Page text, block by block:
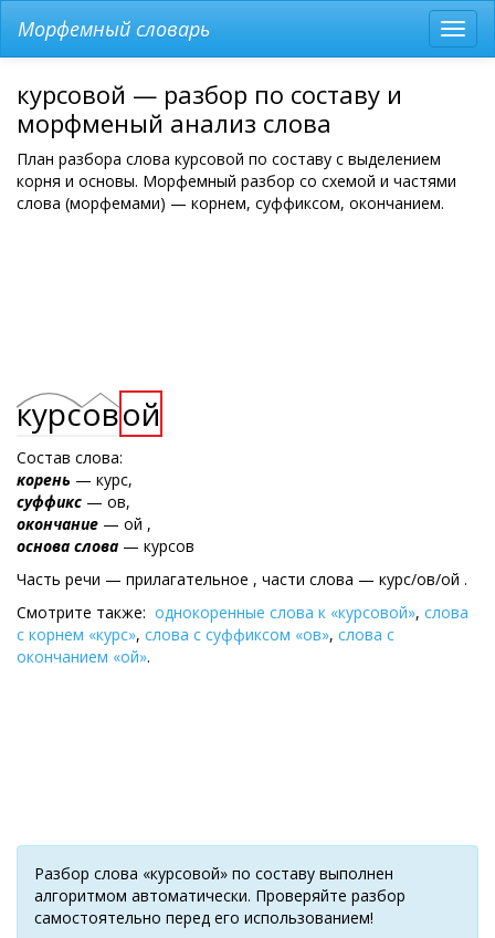
меню
Морфемный словарь
курсовой — разбор по составу и
морфменый анализ слова
План разбора слова курсовой по составу с выделением
корня и основы. Морфемный разбор со схемой и частями
слова (морфемами) — корнем, суффиксом, окончанием.
курсовой
Состав слова:
корень — курс,
суффикс — ов,
окончание — ой ,
основа слова — курсов
Часть речи — прилагательное , части слова — курс/ов/ой .
Смотрите также: однокоренные слова к «курсовой», слова
с корнем «курс», слова с суффиксом «ов», слова с
окончанием «ой».
Разбор слова «курсовой» по составу выполнен
алгоритмом автоматически. Проверяйте разбор
самостоятельно перед его использованием!